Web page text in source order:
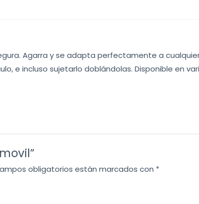
Agarra y se adapta perfectamente a
e incluso sujetarlo doblándolas. Disponible en
obligatorios están marcados con *